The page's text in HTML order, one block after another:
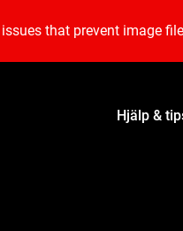
that prevent image
Hjälp &